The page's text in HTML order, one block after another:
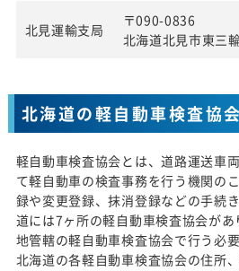
北見運輸支局
〒090-0836
北海道北見市東三
北海道の軽自動車検査協会
軽自動車検査協会とは、道路運送車
て軽自動車の検査事務を行う機関の
録や変更登録、抹消登録などの手続
道には7ヶ所の軽自動車検査協会が
地管轄の軽自動車検査協会で行う必要
北海道の各軽自動車検査協会の住所